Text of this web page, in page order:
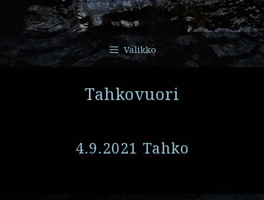
Valikko
Tahkovuori
4.9.2021 Tahko